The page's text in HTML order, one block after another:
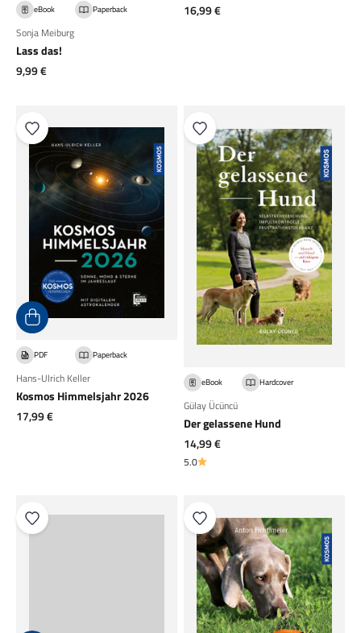
eBook Paperback
Sonja Meiburg
Lass das!
Angebot
9,99 €
Angebot
16,99 €
PDF Paperback
Hans-Ulrich Keller
Kosmos Himmelsjahr 2026
Angebot
17,99 €
eBook Hardcover
Gülay Ücüncü
Der gelassene Hund
Angebot
14,99 €
5.0